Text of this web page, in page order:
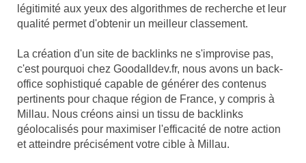
légitimité aux yeux des algorithmes de recherche et leur
qualité permet d'obtenir un meilleur classement.
La création d'un site de backlinks ne s'improvise pas,
c'est pourquoi chez Goodalldev.fr, nous avons un back-
office sophistiqué capable de générer des contenus
pertinents pour chaque région de France, y compris à
Millau. Nous créons ainsi un tissu de backlinks
géolocalisés pour maximiser l'efficacité de notre action
et atteindre précisément votre cible à Millau.